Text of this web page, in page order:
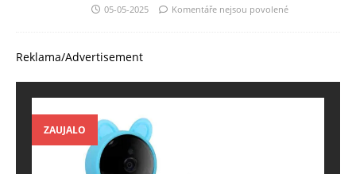
05-05-2025 Komentáře nejsou povolené
Reklama/Advertisement
ZAUJALO